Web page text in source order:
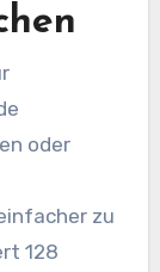
oder
zu
128